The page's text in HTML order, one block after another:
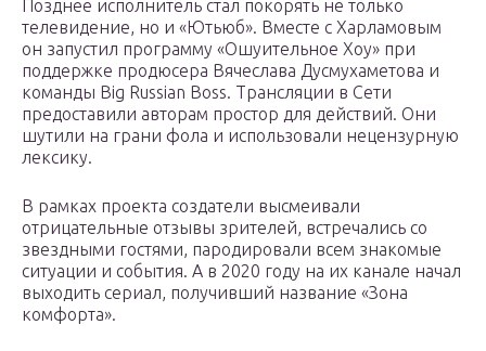
Позднее исполнитель стал покорять не только
телевидение, но и «Ютьюб». Вместе с Харламовым
он запустил программу «Ошуительное Хоу» при
поддержке продюсера Вячеслава Дусмухаметова и
команды Big Russian Boss. Трансляции в Сети
предоставили авторам простор для действий. Они
шутили на грани фола и использовали нецензурную
лексику.
В рамках проекта создатели высмеивали
отрицательные отзывы зрителей, встречались со
звездными гостями, пародировали всем знакомые
ситуации и события. А в 2020 году на их канале начал
выходить сериал, получивший название «Зона
комфорта».